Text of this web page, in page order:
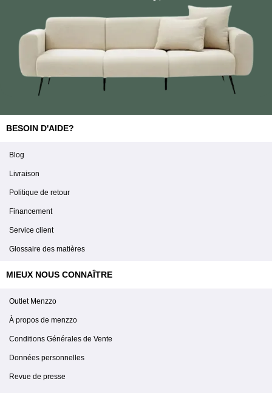
BESOIN D'AIDE?
Blog
Livraison
Politique de retour
Financement
Service client
Glossaire des matières
MIEUX NOUS CONNAÎTRE
Outlet Menzzo
À propos de menzzo
Conditions Générales de Vente
Données personnelles
Revue de presse